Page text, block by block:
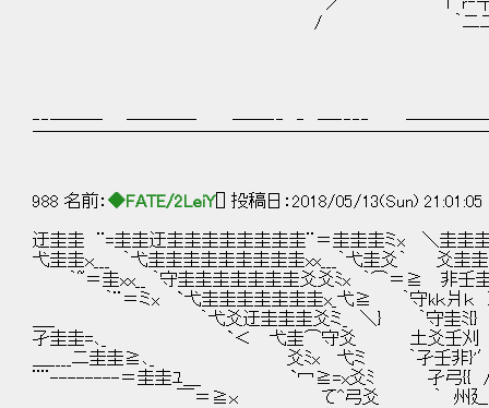
/ ｀二二
‐‐─── ──── ──‐‐ ‐ ─‐‐‐‐
988 名前： ◆FATE/2LeiY[] 投稿日：2018/05/13(Sun) 21:01:05
迂圭圭 ¨=圭圭迂圭圭圭圭圭圭圭圭¨＝圭圭圭ミx ＼
弋圭圭ｘ___ ｀弋圭圭圭圭圭圭圭圭圭xx___｀弋圭爻
｀~＝圭xx__ ｀守圭圭圭圭圭圭圭爻爻ﾐx ｀⌒＝≧
｀¨＝ミx `弋圭圭圭圭圭圭圭x_弋≧ ｀守kｋ
＿_ ｀弋爻迂圭圭圭爻ミ_ ＼} ｀守
孑圭圭=､_ `＜ 弋圭⌒守爻 土爻
＿____二圭圭≧､_ 爻ﾐx 弋ミ ｀孑壬
¨¨--------＝圭圭ﾕ＿ `冖≧=x爻ﾐ
￣＝≧ｘ て^弓爻 ｀ 州廴